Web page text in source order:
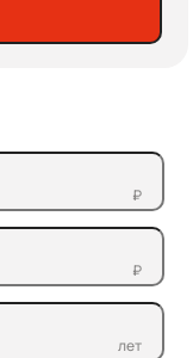
₽
₽
лет